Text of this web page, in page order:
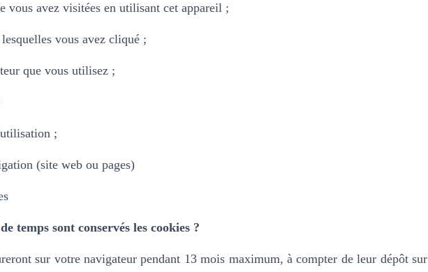
vous avez visitées en utilisant cet appareil ;
vous avez cliqué ;
que vous utilisez ;
;
(site web ou pages)
temps sont conservés les cookies ?
sur votre navigateur pendant 13 mois maximum, à compter de leur dépôt sur